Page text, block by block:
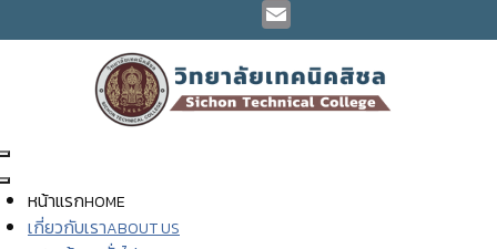
YouTube
Channel
Email
หน้าแรกHOME
เกี่ยวกับเราABOUT US